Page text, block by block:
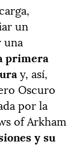
un
primera
y, así,
Oscuro
por la
of Arkham
y su